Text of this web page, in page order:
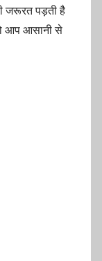
जरूरत पड़ती है
आप आसानी से